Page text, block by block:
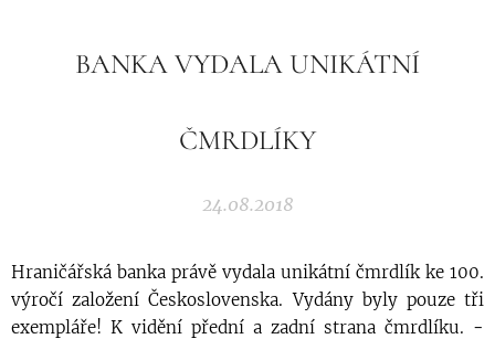
BANKA VYDALA UNIKÁTNÍ
ČMRDLÍKY
24.08.2018
Hraničářská banka právě vydala unikátní čmrdlík ke 100.
výročí založení Československa. Vydány byly pouze tři
exempláře! K vidění přední a zadní strana čmrdlíku. -